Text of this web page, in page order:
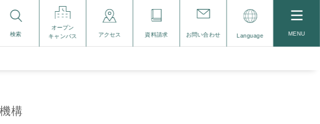
検索
オープン
キャンパス アクセス 資料請求 お問い合わせ Language MENU
構